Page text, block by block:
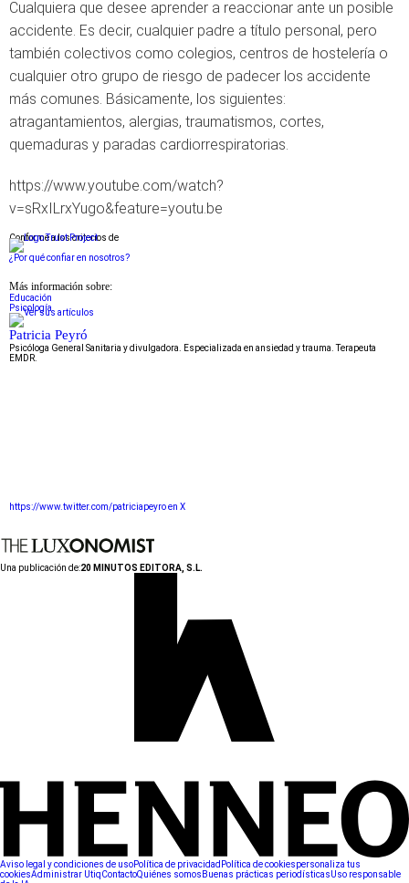
Cualquiera que desee aprender a reaccionar ante un posible
accidente. Es decir, cualquier padre a título personal, pero
también colectivos como colegios, centros de hostelería o
cualquier otro grupo de riesgo de padecer los accidente
más comunes. Básicamente, los siguientes:
atragantamientos, alergias, traumatismos, cortes,
quemaduras y paradas cardiorrespiratorias.
https://www.youtube.com/watch?
v=sRxILrxYugo&feature=youtu.be
Conforme a los criterios de
¿Por qué confiar en nosotros?
Más información sobre:
Educación
Psicología
Patricia Peyró
Psicóloga General Sanitaria y divulgadora. Especializada en ansiedad y trauma. Terapeuta
EMDR.
https://www.twitter.com/patriciapeyro en X
Una publicación de:20 MINUTOS EDITORA, S.L.
Aviso legal y condiciones de usoPolítica de privacidad Política de cookiespersonaliza tus
cookiesAdministrar UtiqContactoQuiénes somos Buenas prácticas periodísticasUso responsable